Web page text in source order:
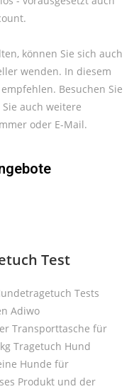
können Sie sich auch
wenden. In diesem
Besuchen Sie
auch weitere
oder E-Mail.
Test
Tests
Adiwo
Transporttasche für
Tragetuch Hund
Hunde für
Produkt und der